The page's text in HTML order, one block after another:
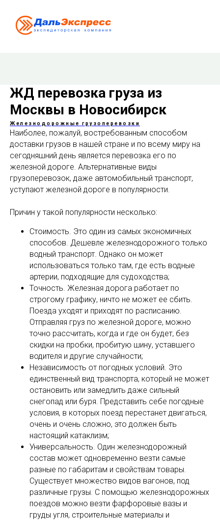
ЖД перевозка груза из
Москвы в Новосибирск
Железнодорожные грузоперевозки
Наиболее, пожалуй, востребованным способом
доставки грузов в нашей стране и по всему миру на
сегодняшний день является перевозка его по
железной дороге. Альтернативные виды
грузоперевозок, даже автомобильный транспорт,
уступают железной дороге в популярности.
Причин у такой популярности несколько:
Стоимость. Это один из самых экономичных
способов. Дешевле железнодорожного только
водный транспорт. Однако он может
использоваться только там, где есть водные
артерии, подходящие для судоходства;
Точность. Железная дорога работает по
строгому графику, ничто не может ее сбить.
Поезда уходят и приходят по расписанию.
Отправляя груз по железной дороге, можно
точно рассчитать, когда и где он будет, без
скидки на пробки, пробитую шину, уставшего
водителя и другие случайности;
Независимость от погодных условий. Это
единственный вид транспорта, который не может
остановить или замедлить даже сильный
снегопад или буря. Представить себе погодные
условия, в которых поезд перестанет двигаться,
очень и очень сложно, это должен быть
настоящий катаклизм;
Универсальность. Один железнодорожный
состав может одновременно везти самые
разные по габаритам и свойствам товары.
Существует множество видов вагонов, под
различные грузы. С помощью железнодорожных
поездов можно везти фарфоровые вазы и
груды угля, строительные материалы и